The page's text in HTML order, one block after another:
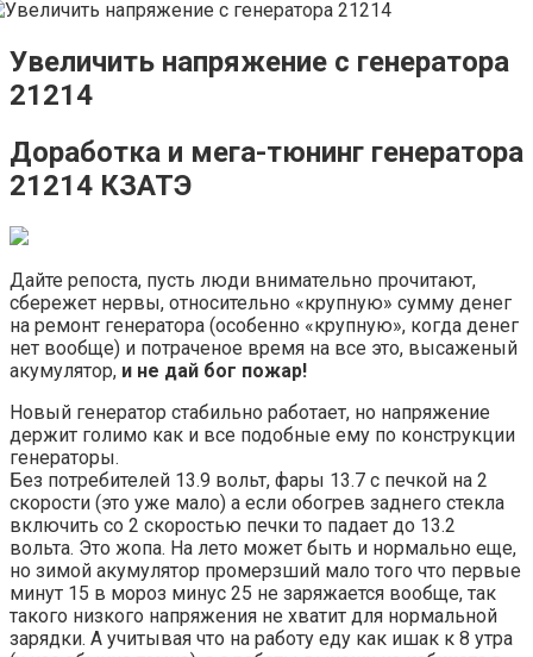
Увеличить напряжение с генератора
21214
Доработка и мега-тюнинг генератора
21214 КЗАТЭ
Дайте репоста, пусть люди внимательно прочитают,
сбережет нервы, относительно «крупную» сумму денег
на ремонт генератора (особенно «крупную», когда денег
нет вообще) и потраченое время на все это, высаженый
акумулятор, и не дай бог пожар!
Новый генератор стабильно работает, но напряжение
держит голимо как и все подобные ему по конструкции
генераторы.
Без потребителей 13.9 вольт, фары 13.7 с печкой на 2
скорости (это уже мало) а если обогрев заднего стекла
включить со 2 скоростью печки то падает до 13.2
вольта. Это жопа. На лето может быть и нормально еще,
но зимой акумулятор промерзший мало того что первые
минут 15 в мороз минус 25 не заряжается вообще, так
такого низкого напряжения не хватит для нормальной
зарядки. А учитывая что на работу еду как ишак к 8 утра